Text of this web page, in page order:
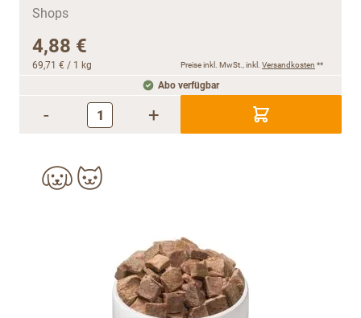
4,88 €
69,71 € / 1 kg Preise inkl. MwSt., inkl. Versandkosten **
Abo verfügbar
- +